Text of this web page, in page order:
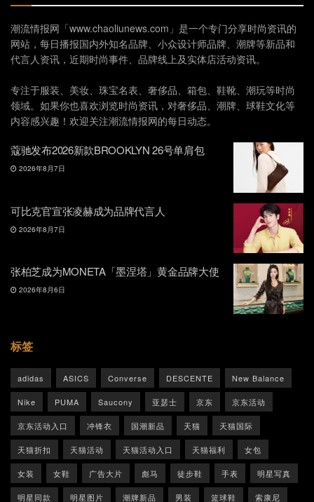
潮流情报网「www.chaoliunews.com」是一个专门分享时尚资讯的
网站，每日播报国内外知名品牌、小众设计师品牌、潮牌等新品和
代言人资讯，近期时尚事件、品牌线上及实体店活动资讯。
专注于服装、美妆、珠宝名表、奢侈品、箱包、鞋靴、潮玩等时尚
领域。如果你也喜欢浏览时尚资讯，对奢侈品、潮牌、球鞋文化等
内容感兴趣！欢迎关注潮流情报网的每日动态。
蔻驰发布2026新款BROOKLYN 26号单肩包
2026年8月7日
可比克官宣张凌赫成为品牌代言人
2026年8月7日
张柏芝成为MONETA「墨涅塔」黄金品牌大使
2026年8月6日
标签
adidas ASICS Converse DESCENTE New Balance
Nike PUMA Saucony 亚瑟士 京东 京东活动
京东活动入口 冲锋衣 国潮新品 天猫 天猫国际
天猫折扣 天猫活动 天猫活动入口 天猫福利 女包
女装 女鞋 广告大片 彪马 徒步鞋 手表 明星写真
明星同款 明星图片 潮牌新品 男装 篮球鞋 索康尼